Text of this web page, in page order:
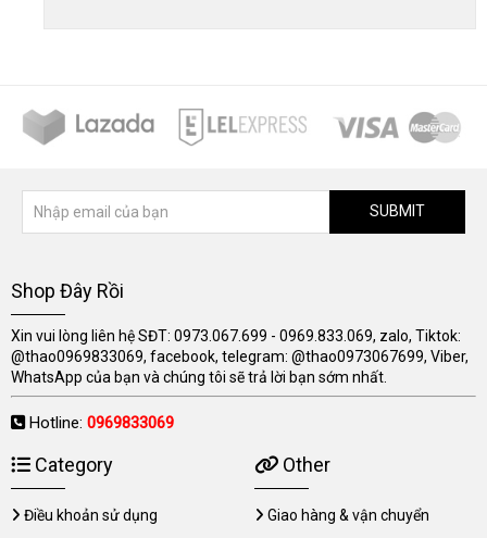
SUBMIT
Shop Đây Rồi
Xin vui lòng liên hệ SĐT: 0973.067.699 - 0969.833.069, zalo, Tiktok:
@thao0969833069, facebook, telegram: @thao0973067699, Viber,
WhatsApp của bạn và chúng tôi sẽ trả lời bạn sớm nhất.
Hotline: 0969833069
Category
Điều khoản sử dụng
Other
Giao hàng & vận chuyển